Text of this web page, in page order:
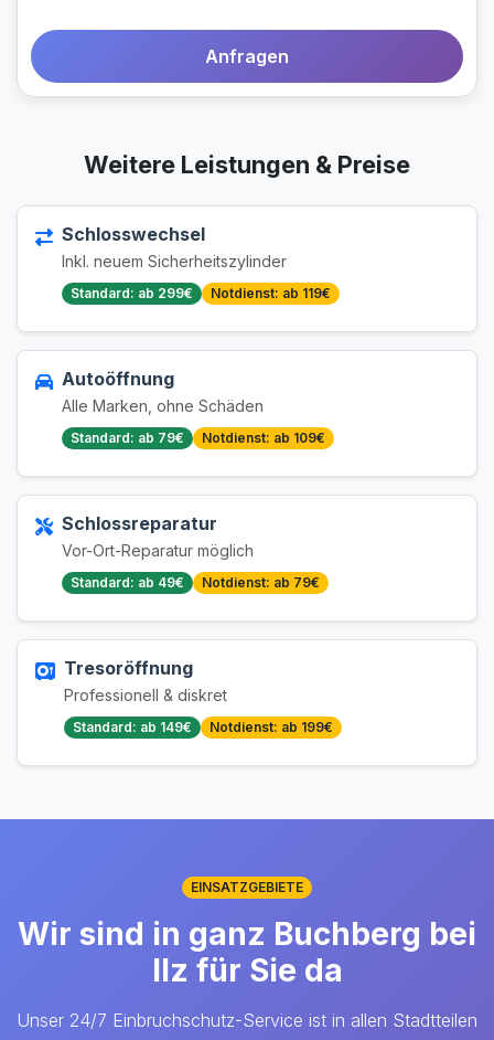
Anfragen
Weitere Leistungen & Preise
Schlosswechsel
Inkl. neuem Sicherheitszylinder
Standard: ab 299€ Notdienst: ab 119€
Autoöffnung
Alle Marken, ohne Schäden
Standard: ab 79€ Notdienst: ab 109€
Schlossreparatur
Vor-Ort-Reparatur möglich
Standard: ab 49€ Notdienst: ab 79€
Tresoröffnung
Professionell & diskret
Standard: ab 149€ Notdienst: ab 199€
EINSATZGEBIETE
Wir sind in ganz Buchberg bei
Ilz für Sie da
Unser 24/7 Einbruchschutz-Service ist in allen Stadtteilen